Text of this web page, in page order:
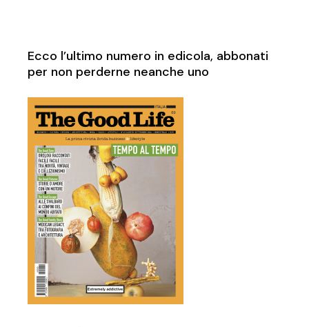
Ecco l’ultimo numero in edicola, abbonati
per non perderne neanche uno